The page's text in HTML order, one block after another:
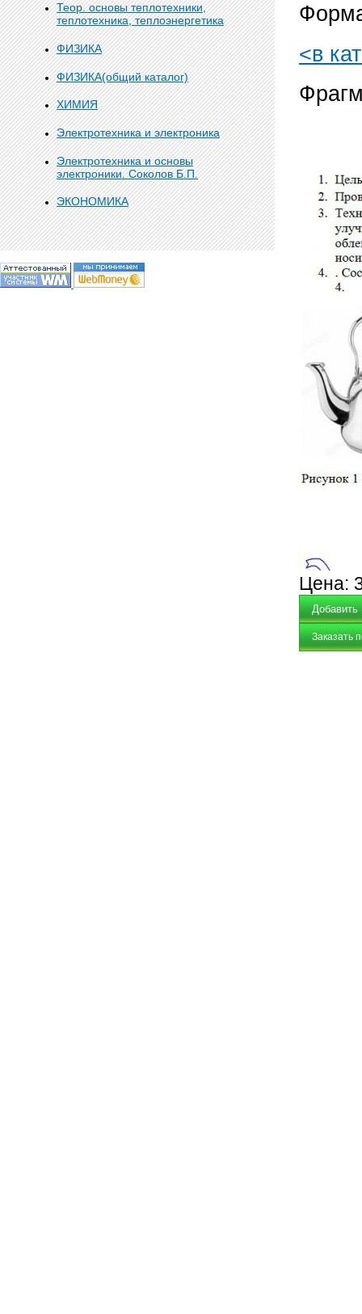
Теор. основы теплотехники,
теплотехника, теплоэнергетика
ФИЗИКА
ФИЗИКА(общий каталог)
ХИМИЯ
Электротехника и электроника
Электротехника и основы
электроники. Соколов Б.П.
ЭКОНОМИКА
<в
Цена:
Заказать